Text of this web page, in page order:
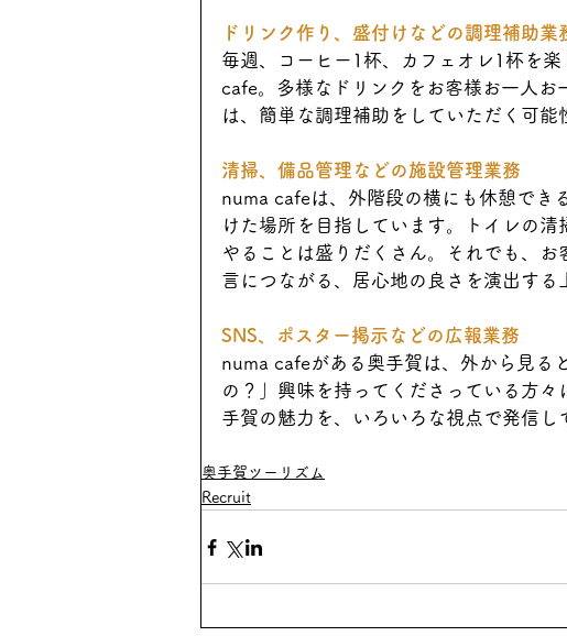
ドリンク作り、盛付けなどの調理補助業
毎週、コーヒー1杯、カフェオレ1杯を
cafe。多様なドリンクをお客様お一人
は、簡単な調理補助をしていただく可能
清掃、備品管理などの施設管理業務
numa cafeは、外階段の横にも休憩でき
けた場所を目指しています。トイレの
やることは盛りだくさん。それでも、
言につながる、居心地の良さを演出する
SNS、ポスター掲示などの広報業務
numa cafeがある奥手賀は、外から見る
の？」興味を持ってくださっている方
手賀の魅力を、いろいろな視点で発信し
奥手賀ツーリズム
Recruit